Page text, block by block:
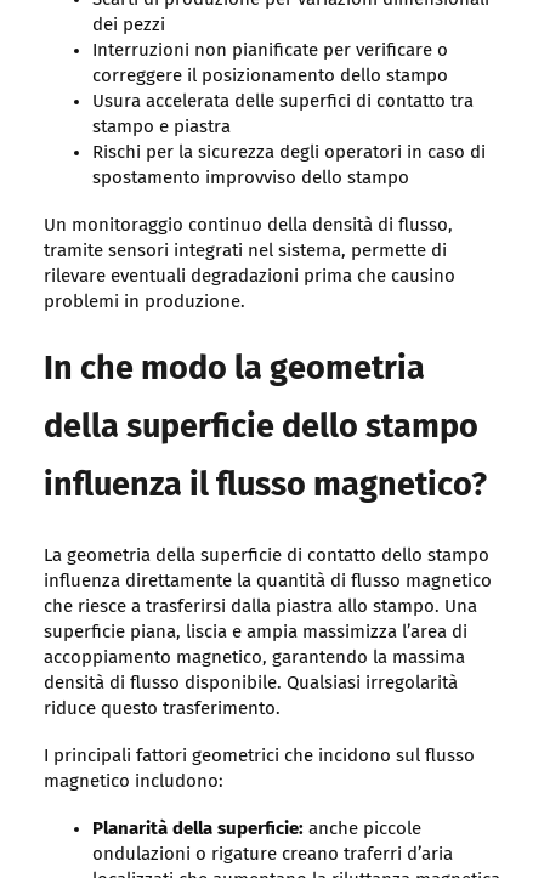
dei pezzi
Interruzioni non pianificate per verificare o
correggere il posizionamento dello stampo
Usura accelerata delle superfici di contatto tra
stampo e piastra
Rischi per la sicurezza degli operatori in caso di
spostamento improvviso dello stampo
Un monitoraggio continuo della densità di flusso,
tramite sensori integrati nel sistema, permette di
rilevare eventuali degradazioni prima che causino
problemi in produzione.
In che modo la geometria
della superficie dello stampo
influenza il flusso magnetico?
La geometria della superficie di contatto dello stampo
influenza direttamente la quantità di flusso magnetico
che riesce a trasferirsi dalla piastra allo stampo. Una
superficie piana, liscia e ampia massimizza l’area di
accoppiamento magnetico, garantendo la massima
densità di flusso disponibile. Qualsiasi irregolarità
riduce questo trasferimento.
I principali fattori geometrici che incidono sul flusso
magnetico includono:
Planarità della superficie:anche piccole
ondulazioni o rigature creano traferri d’aria